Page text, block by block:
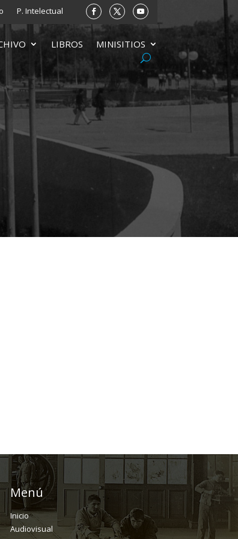
P. Intelectual
LIBROS MINISITIOS
Menú
Inicio
Audiovisual